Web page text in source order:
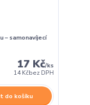
– samonavíjecí
17 Kč/ks
14 Kčbez DPH
do košíku